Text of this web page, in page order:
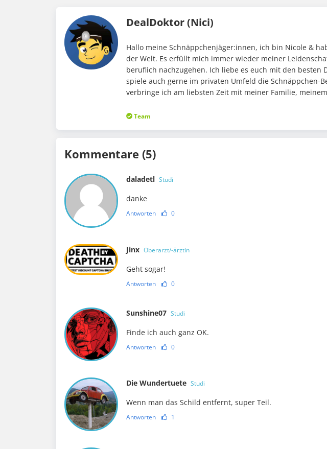
DealDoktor (Nici)
Hallo meine Schnäppchenjäger:innen, ich bin Nicole &
der Welt. Es erfüllt mich immer wieder meiner
beruflich nachzugehen. Ich liebe es euch mit den besten
spiele auch gerne im privaten Umfeld die Schnäppchen-
verbringe ich am liebsten Zeit mit meiner Familie,
Team
Kommentare (5)
daladetl Studi
danke
Antworten 0
Jinx Oberarzt/-ärztin
Geht sogar!
Antworten 0
Sunshine07 Studi
Finde ich auch ganz OK.
Antworten 0
Die Wundertuete Studi
Wenn man das Schild entfernt, super Teil.
Antworten 1